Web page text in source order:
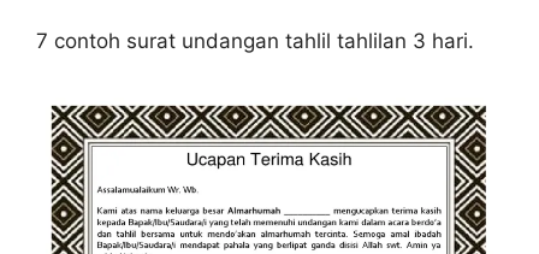
7 contoh surat undangan tahlil tahlilan 3 hari.